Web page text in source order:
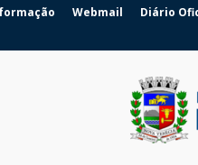
Webmail Diário